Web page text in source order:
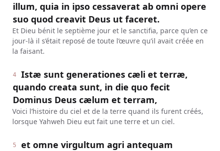
illum, quia in ipso cessaverat ab omni opere
suo quod creavit Deus ut faceret.
Et Dieu bénit le septième jour et le sanctifia, parce qu’en ce
jour-là il s’était reposé de toute l’œuvre qu’il avait créée en
la faisant.
4
Istæ sunt generationes cæli et terræ,
quando creata sunt, in die quo fecit
Dominus Deus cælum et terram,
Voici l’histoire du ciel et de la terre quand ils furent créés,
lorsque Yahweh Dieu eut fait une terre et un ciel.
5
et omne virgultum agri antequam